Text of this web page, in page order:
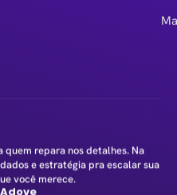
quem repara nos detalhes. Na
e estratégia pra escalar sua
você merece.